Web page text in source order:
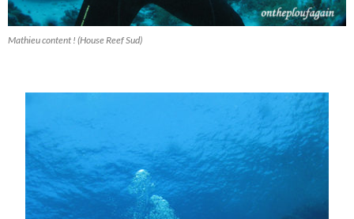
Mathieu content ! (House Reef Sud)